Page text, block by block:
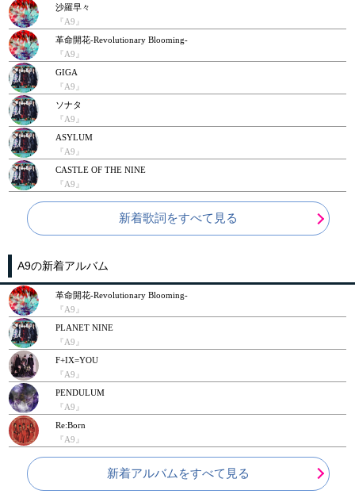
沙羅早々
『A9』
革命開花-Revolutionary Blooming-
『A9』
GIGA
『A9』
ソナタ
『A9』
ASYLUM
『A9』
CASTLE OF THE NINE
『A9』
新着歌詞をすべて見る
A9の新着アルバム
革命開花-Revolutionary Blooming-
『A9』
PLANET NINE
『A9』
F+IX=YOU
『A9』
PENDULUM
『A9』
Re:Born
『A9』
新着アルバムをすべて見る